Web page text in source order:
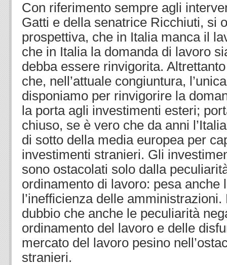
Con riferimento sempre agli
Gatti e della senatrice Ricchiuti, si
prospettiva, che in Italia manca il
che in Italia la domanda di lavoro
debba essere rinvigorita.
che, nell’attuale congiuntura,
disponiamo per rinvigorire la
la porta agli investimenti esteri;
chiuso, se è vero che da anni
di sotto della media europea per
investimenti stranieri. Gli
sono ostacolati solo dalla
ordinamento di lavoro: pesa anche
l’inefficienza delle amministrazioni.
dubbio che anche le peculiarità
ordinamento del lavoro e delle
mercato del lavoro pesino
stranieri.